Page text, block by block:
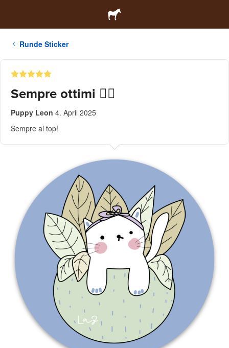
Runde Sticker
Sempre ottimi 👍🏻
Puppy Leon 4. April 2025
Sempre al top!